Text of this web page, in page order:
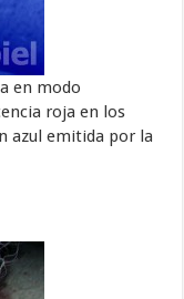
en modo
roja en los
azul emitida por la